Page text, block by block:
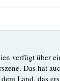
verfügt über
Das hat
Land, das